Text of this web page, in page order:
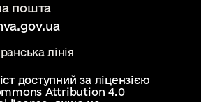
пошта
лінія
доступний за ліцензією
Attribution 4.0